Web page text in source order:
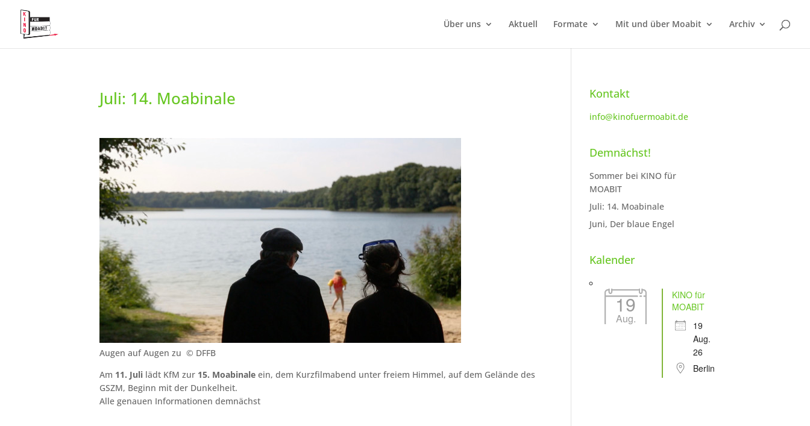
Über uns Aktuell Formate Mit und über Moabit Archiv
Juli: 14. Moabinale
Augen auf Augen zu © DFFB
Am 11. Juli lädt KfM zur 15. Moabinale ein, dem Kurzfilmabend unter freiem Himmel, auf dem Gelände des
GSZM, Beginn mit der Dunkelheit.
Alle genauen Informationen demnächst
Kontakt
info@kinofuermoabit.de
Demnächst!
Sommer bei KINO für
MOABIT
Juli: 14. Moabinale
Juni, Der blaue Engel
Kalender
19
Aug.
KINO für
MOABIT
19
Aug.
26
Berlin